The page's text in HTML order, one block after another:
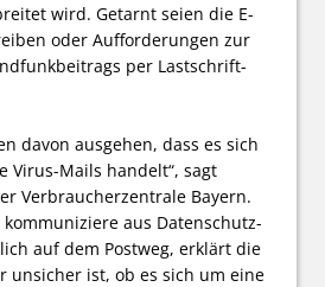
wird. Getarnt seien die E-
oder Aufforderungen zur
per Last­schrift­
davon ausgehen, dass es sich
Virus-Mails handelt“, sagt
Verbraucherzentrale Bayern.
kommuniziere aus Daten­schutz­
auf dem Postweg, erklärt die
unsicher ist, ob es sich um eine